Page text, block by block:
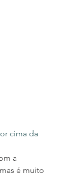
cima da
a
é muito